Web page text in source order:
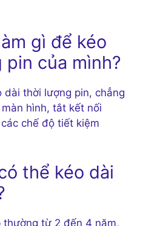
gì để kéo
của mình?
dài thời lượng pin, chẳng
hình, tắt kết nối
chế độ tiết kiệm
thể kéo dài
thường từ 2 đến 4 năm,